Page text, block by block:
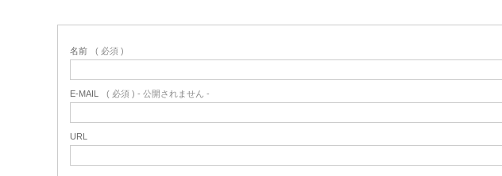
名前 ( 必須 )
E-MAIL ( 必須 ) - 公開されません -
URL